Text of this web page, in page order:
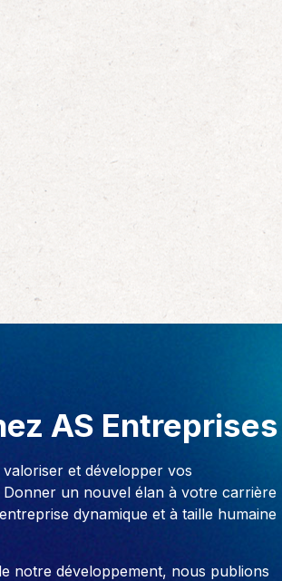
AS Entreprises
et développer vos
Donner un nouvel élan à votre carrière
dynamique et à taille humaine
notre développement, nous publions